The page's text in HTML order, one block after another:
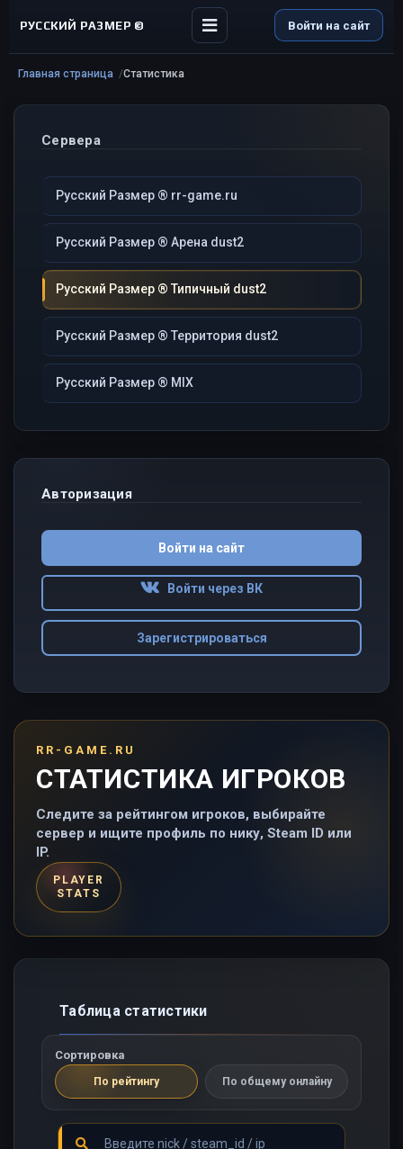
РУССКИЙ РАЗМЕР © Войти на сайт
Главная страница Статистика
Сервера
Русский Размер ® rr-game.ru
Русский Размер ® Арена dust2
Русский Размер ® Типичный dust2
Русский Размер ® Территория dust2
Русский Размер ® MIX
Авторизация
Войти на сайт
Войти через ВК
Зарегистрироваться
RR-GAME.RU
СТАТИСТИКА ИГРОКОВ
Следите за рейтингом игроков, выбирайте
сервер и ищите профиль по нику, Steam ID или
IP.
PLAYER
STATS
Таблица статистики
Сортировка
По рейтингу По общему онлайну